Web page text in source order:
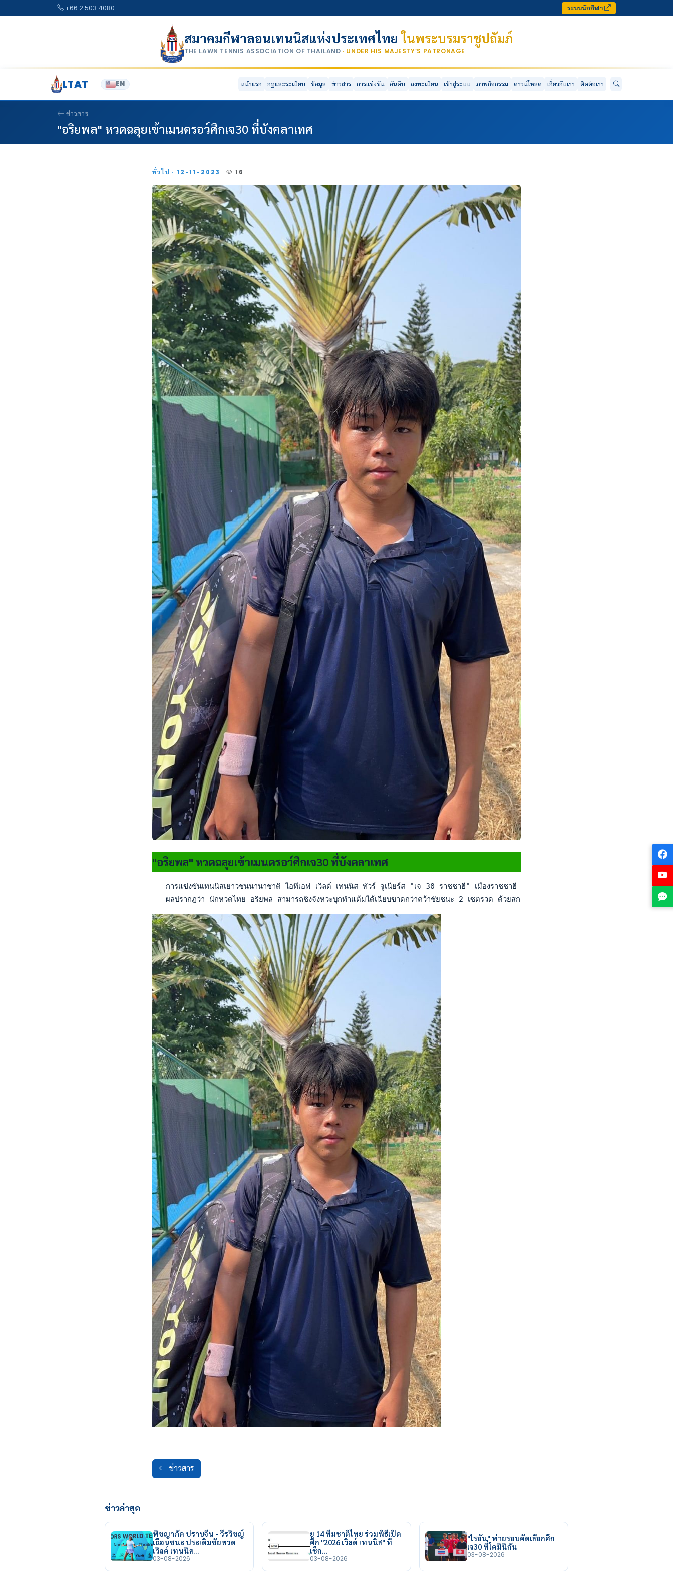
+66 2 503 4080 ระบบนักกีฬา
สมาคมกีฬาลอนเทนนิสแห่งประเทศไทยในพระบรมราชูปถัมภ์
THE LAWN TENNIS ASSOCIATION OF THAILAND · UNDER HIS MAJESTY’S PATRONAGE
LTAT EN หน้าแรก กฎและระเบียบ ข้อมูล ข่าวสาร การแข่งขัน อันดับ ลงทะเบียน เข้าสู่ระบบ ภาพกิจกรรม ดาวน์โหลด เกี่ยวกับเรา ติดต่อเรา
ข่าวสาร
"อริยพล" หวดฉลุยเข้าเมนดรอว์ศึกเจ30 ที่บังคลาเทศ
ทั่วไป · 12-11-2023 16
"อริยพล" หวดฉลุยเข้าเมนดรอว์ศึกเจ30 ที่บังคลาเทศ
การแข่งขันเทนนิสเยาวชนนานาชาติ ไอทีเอฟ เวิลด์ เทนนิส ทัวร์ จูเนียร์ส "เจ 30 ราชชาฮี" เมืองราชชาฮี บังคลาเทศ เมื่อวันที่ 12 พ.ย.66 รอบคั
ผลปรากฎว่า นักหวดไทย อริยพล สามารถชิงจังหวะบุกทำแต้มได้เฉียบขาดกว่าคว้าชัยชนะ 2 เซตรวด ด้วยสกอร์ 6-3 และ 6-4 ส่งผลให้ผ่านเข้าสู่รอบเมน
ข่าวสาร
ข่าวล่าสุด
พิชญาภัค ปราบจีน - วีรวิชญ์
เฉือนชนะ ประเดิมชัยหวด
เวิลด์ เทนนิส…
03-08-2026
ยู 14 ทีมชาติไทย ร่วมพิธีเปิด
ศึก "2026 เวิลด์ เทนนิส" ที่
เช็ก…
03-08-2026
"ไรอัน" พ่ายรอบคัดเลือกศึก
เจ30 ที่โดมินิกัน
03-08-2026